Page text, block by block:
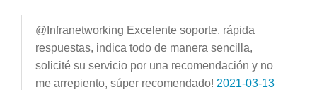
@Infranetworking Excelente soporte, rápida
respuestas, indica todo de manera sencilla,
solicité su servicio por una recomendación y no
me arrepiento, súper recomendado! 2021-03-13